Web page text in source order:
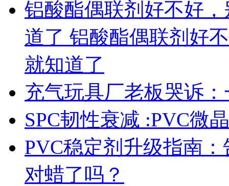
铝酸酯偶联剂好不好
道了 铝酸酯偶联剂好
就知道了
充气玩具厂老板哭诉
SPC韧性衰减 :PVC微
PVC稳定剂升级指南
对蜡了吗？